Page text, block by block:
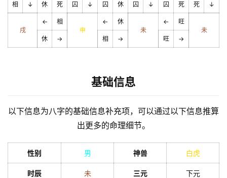
相 ↓ 休 死 囚 ↓ 囚 休 囚 ↓ 囚 死 死 ↓
戌
←
相
申
←
休
未
←
旺
未
休
→ 相 → 旺 →
基础信息
以下信息为八字的基础信息补充项，可以通过以下信息推算
出更多的命理细节。
性别 男 神兽 白虎
时辰 未 三元 下元